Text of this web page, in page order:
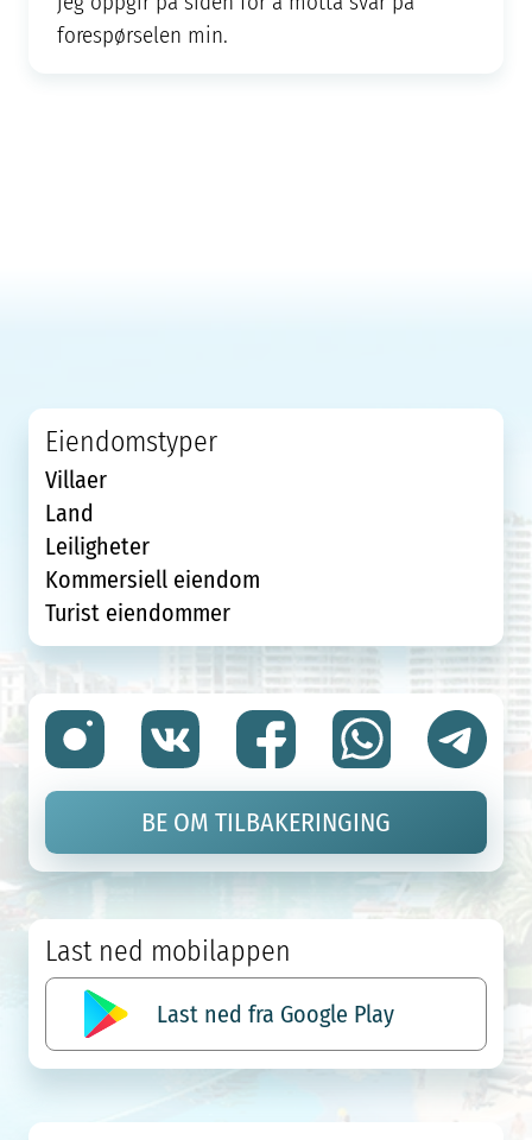
forespørselen min.
Last ned mobilappen
Last ned fra Google Play
Eiendomstyper
Villaer
Land
Leiligheter
Kommersiell eiendom
Turist eiendommer
BE OM TILBAKERINGING